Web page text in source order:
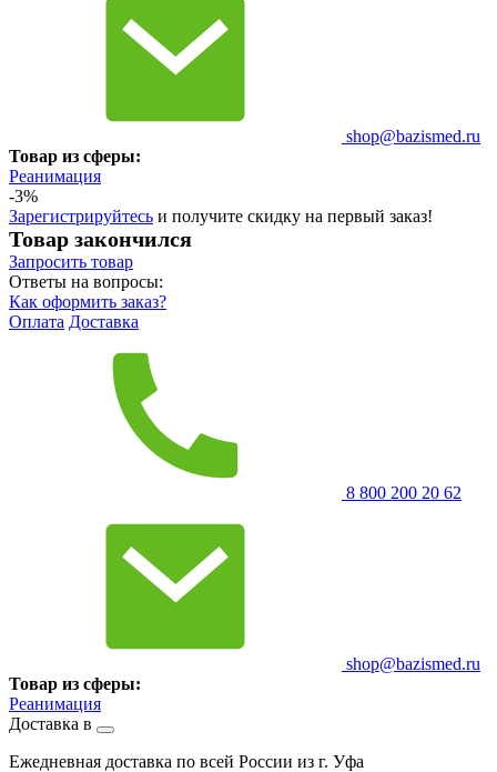
shop@bazismed.ru
Товар из сферы:
Реанимация
-3%
Зарегистрируйтесь и получите скидку на первый заказ!
Товар закончился
Запросить товар
Ответы на вопросы:
Как оформить заказ?
Оплата Доставка
8 800 200 20 62
shop@bazismed.ru
Товар из сферы:
Реанимация
Доставка в
Ежедневная доставка по всей России из г. Уфа